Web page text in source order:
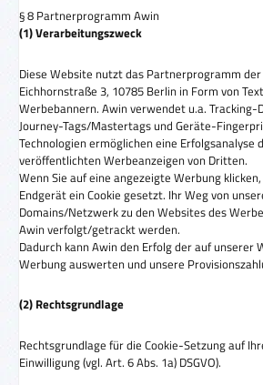
§ 8 Partnerprogramm Awin
(1) Verarbeitungszweck
Diese Website nutzt das Partnerprogramm der
Eichhornstraße 3, 10785 Berlin in Form von
Werbebannern. Awin verwendet u.a. Tracking-
Journey-Tags/Mastertags und Geräte-
Technologien ermöglichen eine Erfolgsanalyse
veröffentlichten Werbeanzeigen von Dritten.
Wenn Sie auf eine angezeigte Werbung
Endgerät ein Cookie gesetzt. Ihr Weg von
Domains/Netzwerk zu den Websites des
Awin verfolgt/getrackt werden.
Dadurch kann Awin den Erfolg der auf
Werbung auswerten und unsere
(2) Rechtsgrundlage
Rechtsgrundlage für die Cookie-Setzung auf
Einwilligung (vgl. Art. 6 Abs. 1a) DSGVO).